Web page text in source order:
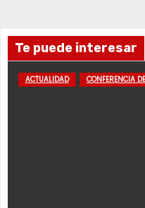
Te puede interesar
ACTUALIDAD CONFERENCIA